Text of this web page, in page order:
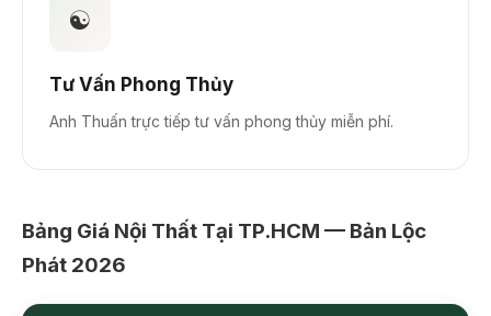
☯️
Tư Vấn Phong Thủy
Anh Thuấn trực tiếp tư vấn phong thủy miễn phí.
Bảng Giá Nội Thất Tại TP.HCM — Bản Lộc
Phát 2026